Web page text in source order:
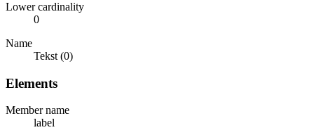
Lower cardinality
0
Name
Tekst (0)
Elements
Member name
label